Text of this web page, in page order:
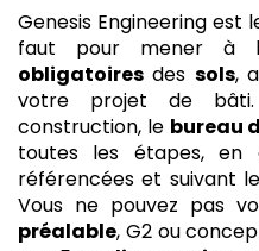
Genesis Engineering est
faut pour mener à
obligatoires des sols,
votre projet de
construction, le bureau
toutes les étapes, en
référencées et suivant
Vous ne pouvez pas
préalable, G2 ou